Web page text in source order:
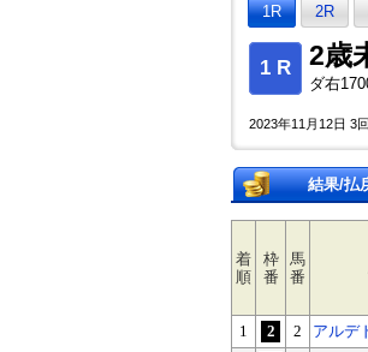
1R 2R
1 R 2歳
ダ右
2023年11月12日 3
結果/払
着
順
枠
番
馬
番
1 2 2 アルデ